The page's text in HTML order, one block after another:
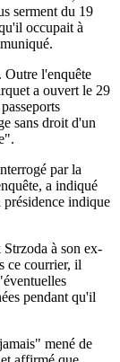
serment du 19
occupait à
Outre l'enquête
a ouvert le 29
sans droit d'un
par la
a indiqué
indique
à son ex-
ce courrier, il
pendant qu'il
mené de